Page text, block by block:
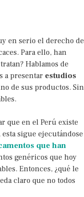
en serio el derecho de
Para ello, han
Hablamos de
a presentar estudios
de sus productos. Sin
que en el Perú existe
sigue ejecutándose
que han
genéricos que hoy
Entonces, ¿qué le
claro que no todos